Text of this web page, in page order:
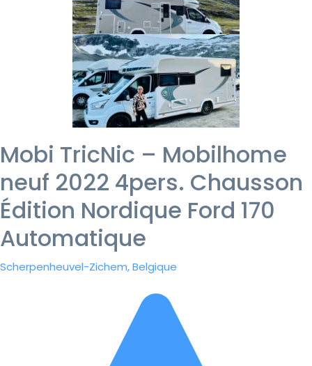
Mobi TricNic – Mobilhome
neuf 2022 4pers. Chausson
Édition Nordique Ford 170
Automatique
Scherpenheuvel-Zichem, Belgique